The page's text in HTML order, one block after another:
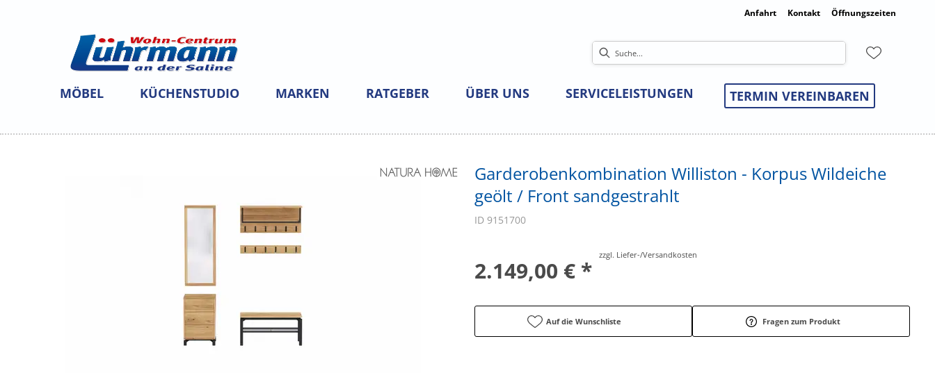
Anfahrt Kontakt Öffnungszeiten
MÖBEL KÜCHENSTUDIO MARKEN RATGEBER ÜBER UNS SERVICELEISTUNGEN TERMIN VEREINBAREN
Garderobenkombination Williston - Korpus Wildeiche
geölt / Front sandgestrahlt
ID 9151700
2.149,00 € *
zzgl. Liefer-/Versandkosten
Auf die Wunschliste Fragen zum Produkt